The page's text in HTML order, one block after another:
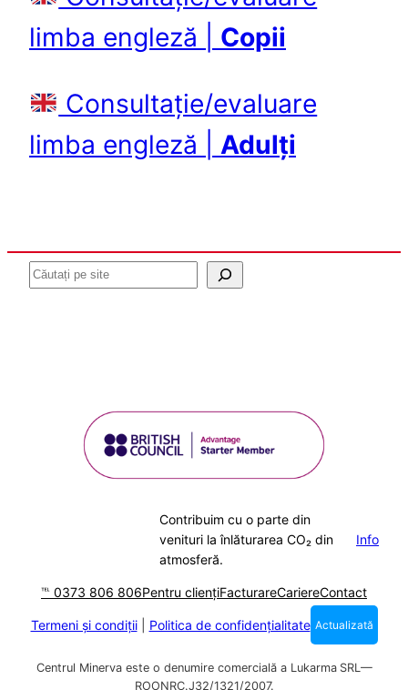
limba engleză | Copii
Consultație/evaluare
limba engleză | Adulți
Caută
Contribuim cu o parte din
venituri la înlăturarea CO₂ din
atmosferă.
Info
℡ 0373 806 806Pentru cliențiFacturareCariereContact
Termeni și condiții| Politica de confidențialitate Actualizată
Centrul Minerva este o denumire comercială a Lukarma SRL—
ROONRC.J32/1321/2007.